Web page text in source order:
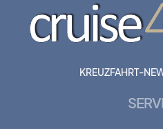
KREUZFAHRT-